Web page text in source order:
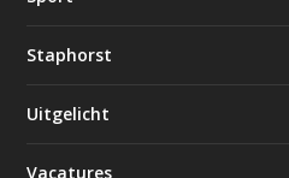
Staphorst
Uitgelicht
Vacatures